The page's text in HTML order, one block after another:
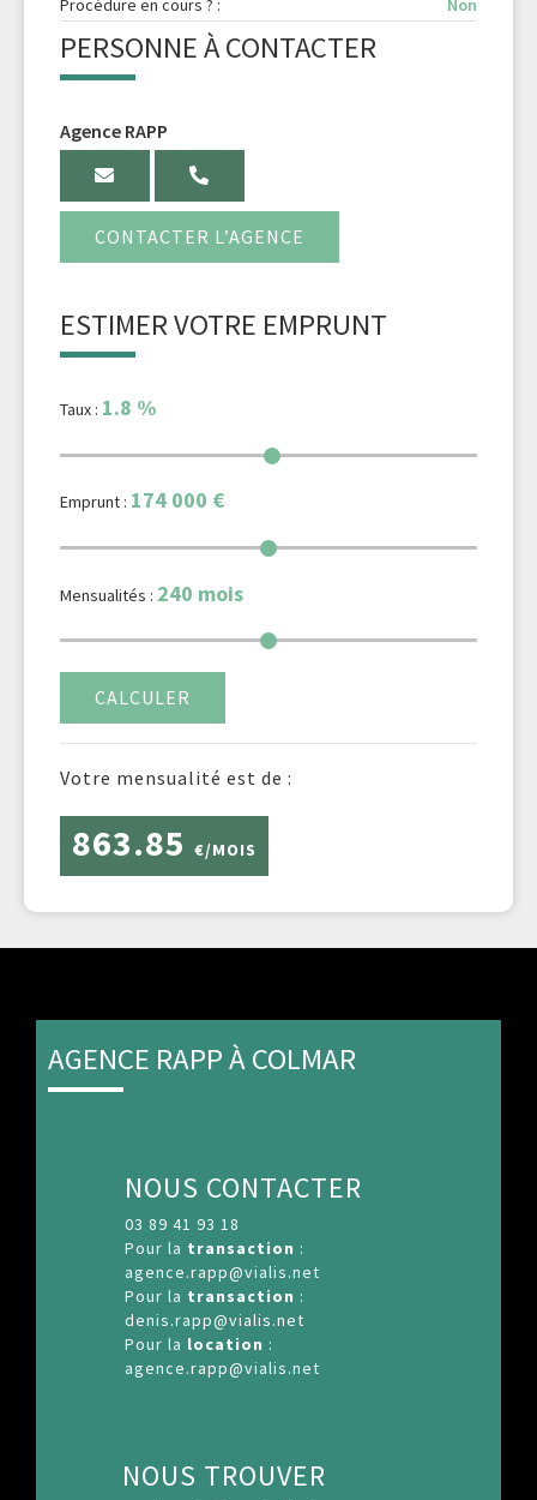
Procédure en cours ? : Non
PERSONNE À CONTACTER
Agence RAPP
CONTACTER L’AGENCE
ESTIMER VOTRE EMPRUNT
Taux : 1.8 %
Emprunt : 174 000 €
Mensualités : 240 mois
CALCULER
Votre mensualité est de :
863.85 €/MOIS
AGENCE RAPP À COLMAR
NOUS CONTACTER
03 89 41 93 18
Pour la transaction :
agence.rapp@vialis.net
Pour la transaction :
denis.rapp@vialis.net
Pour la location :
agence.rapp@vialis.net
NOUS TROUVER